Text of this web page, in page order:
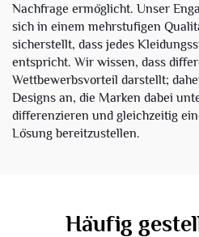
Nachfrage ermöglicht. Unser
sich in einem mehrstufigen
sicherstellt, dass jedes
entspricht. Wir wissen, dass
Wettbewerbsvorteil darstellt;
Designs an, die Marken dabei
differenzieren und gleichzeitig
Lösung bereitzustellen.
Häufig